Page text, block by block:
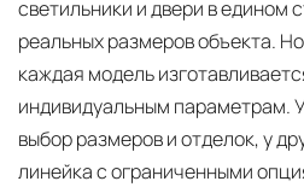
светильники и двери в едином
реальных размеров объекта.
каждая модель
индивидуальным параметрам.
выбор размеров и отделок, у
линейка с ограниченными